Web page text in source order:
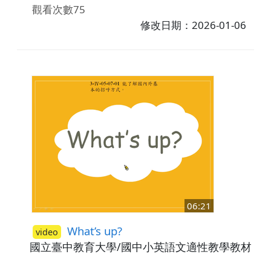
候語Good to see you、How's it going?、
Good for you的意思及使用時機。最後，利用
觀看次數75
修改日期：2026-01-06
06:21
video What’s up?
國立臺中教育大學/國中小英語文適性教學教材研